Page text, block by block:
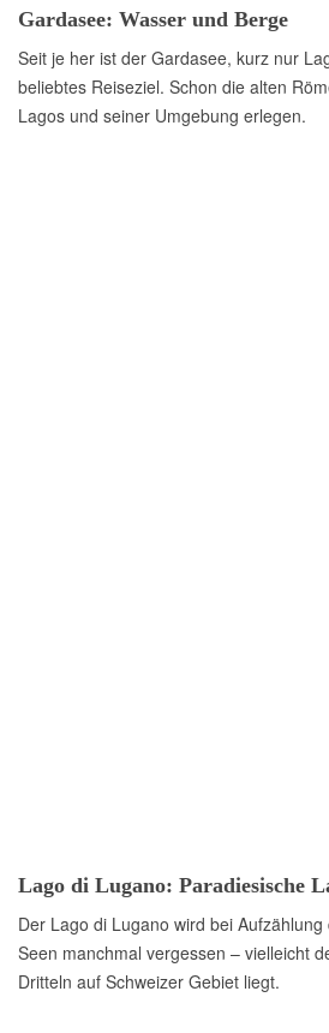
Gardasee: Wasser und Berge
Seit je her ist der Gardasee, kurz nur
beliebtes Reiseziel. Schon die alten
Lagos und seiner Umgebung erlegen.
Lago di Lugano: Paradiesische
Der Lago di Lugano wird bei
Seen manchmal vergessen – vielleicht
Dritteln auf Schweizer Gebiet liegt.